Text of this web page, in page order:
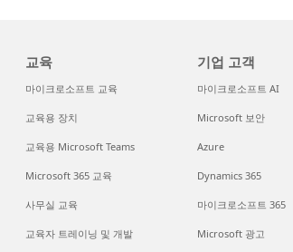
교육
마이크로소프트 교육
교육용 장치
교육용 Microsoft Teams
Microsoft 365 교육
사무실 교육
교육자 트레이닝 및 개발
기업 고객
마이크로소프트 AI
Microsoft 보안
Azure
Dynamics 365
마이크로소프트 365
Microsoft 광고